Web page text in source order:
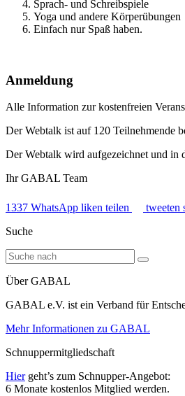
Sprach- und Schreibspiele
Yoga und andere Körperübungen
Einfach nur Spaß haben.
Anmeldung
Alle Information zur kostenfreien
Der Webtalk ist auf 120 Teilnehmende
Der Webtalk wird aufgezeichnet und
Ihr GABAL Team
1337 WhatsApp liken teilen tweeten
Suche
Über GABAL
GABAL e.V. ist ein Verband für
Mehr Informationen zu GABAL
Schnuppermitgliedschaft
Hiergeht’s zum Schnupper-Angebot:
6 Monate kostenlos Mitglied werden.